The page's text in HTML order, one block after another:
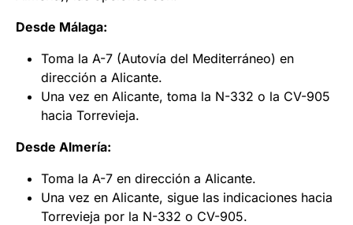
Desde Málaga:
Toma la A-7 (Autovía del Mediterráneo) en
dirección a Alicante.
Una vez en Alicante, toma la N-332 o la CV-905
hacia Torrevieja.
Desde Almería:
Toma la A-7 en dirección a Alicante.
Una vez en Alicante, sigue las indicaciones hacia
Torrevieja por la N-332 o CV-905.